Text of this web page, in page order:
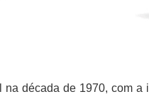
década de 1970, com